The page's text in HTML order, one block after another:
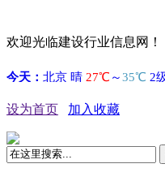
欢迎光临建设行业信息网！
设为首页 加入收藏